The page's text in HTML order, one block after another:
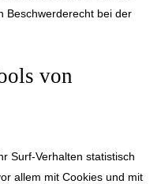
Beschwerderecht bei der
von
Surf-Verhalten statistisch
allem mit Cookies und mit